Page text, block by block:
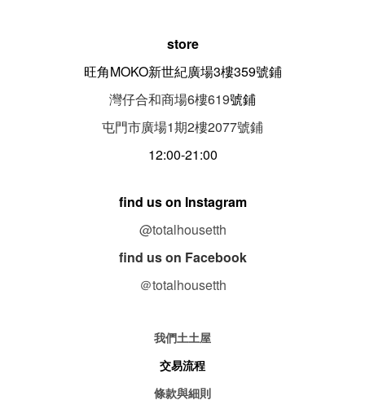
store
旺角MOKO新世紀廣場3樓359號鋪
灣仔合和商場6樓619號鋪
屯門市廣場1期2樓2077號鋪
12:00-21:00
find us on Instagram
@totalhousetth
find us on Facebook
＠totalhousetth
我們土土屋
交易流程
條款與細則